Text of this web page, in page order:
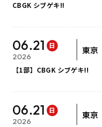
CBGK シブゲキ!!
06.21 日
2026
東京
【1部】CBGK シブゲキ!!
06.21 日
2026
東京